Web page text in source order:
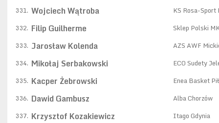
331. Wojciech Wątroba
KS Rosa-Sport
332. Filip Guilherme
Sklep Polski
333. Jarosław Kolenda
AZS AWF
334. Mikołaj Serbakowski
ECO Sudety
335. Kacper Żebrowski
Enea Basket
336. Dawid Gambusz
Alba Chorzów
337. Krzysztof Kozakiewicz
Itago Gdynia